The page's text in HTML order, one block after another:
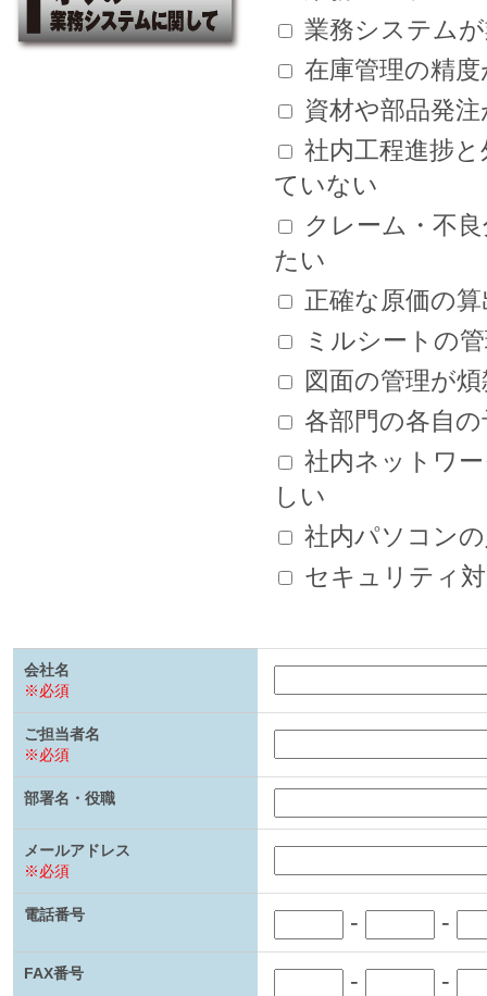
業務システム
在庫管理の精
資材や部品発
社内工程進捗
ていない
クレーム・不
たい
正確な原価の
ミルシートの
図面の管理が
各部門の各自
社内ネットワ
しい
社内パソコン
セキュリティ
会社名
※必須
ご担当者名
※必須
部署名・役職
メールアドレス
※必須
電話番号 - -
FAX番号 - -